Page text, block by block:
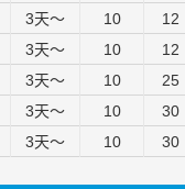
3天～ 10
12
3天～ 10
12
3天～ 10
25
3天～ 10
30
3天～ 10 30